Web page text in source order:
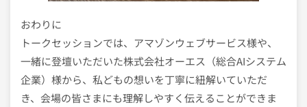
おわりに
トークセッションでは、アマゾンウェブサービス様や、
一緒に登壇いただいた株式会社オーエス（総合AIシステム
企業）様から、私どもの想いを丁寧に紐解いていただ
き、会場の皆さまにも理解しやすく伝えることができま